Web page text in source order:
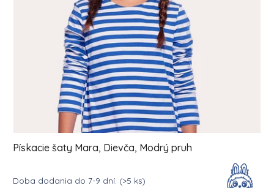
Pískacie šaty Mara, Dievča, Modrý pruh
Doba dodania do 7-9 dní. (>5 ks)